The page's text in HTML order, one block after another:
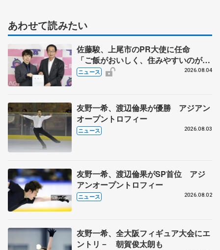
あわせて読みたい
佐藤駿、上尾市のPR大使に任命
「ご飯がおいしく、住みやすいのが魅
力」
ニュース 2026.08.04
友野一希、渡辺倫果が優勝 アジアン
オープントロフィー
ニュース 2026.08.03
友野一希、渡辺倫果がSP首位 アジ
アンオープントロフィー
ニュース 2026.08.02
友野一希、全大阪フィギュア大会にエ
ントリ－ 朝賀俊太朗も